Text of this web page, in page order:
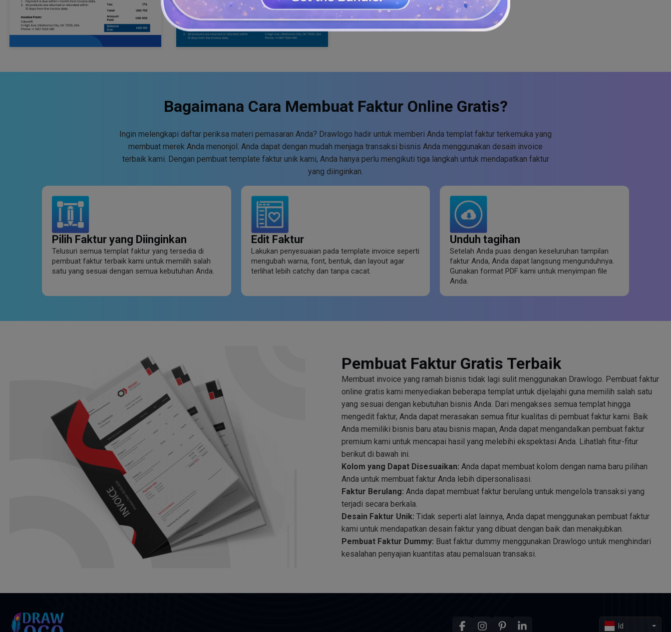
Bagaimana Cara Membuat Faktur Online Gratis?
Ingin melengkapi daftar periksa materi pemasaran Anda? Drawlogo hadir untuk memberi Anda templat faktur terkemuka yang
membuat merek Anda menonjol. Anda dapat dengan mudah menjaga transaksi bisnis Anda menggunakan desain invoice
terbaik kami. Dengan pembuat template faktur unik kami, Anda hanya perlu mengikuti tiga langkah untuk mendapatkan faktur
yang diinginkan.
Pilih Faktur yang Diinginkan
Telusuri semua templat faktur yang tersedia di
pembuat faktur terbaik kami untuk memilih salah
satu yang sesuai dengan semua kebutuhan Anda.
Edit Faktur
Lakukan penyesuaian pada template invoice seperti
mengubah warna, font, bentuk, dan layout agar
terlihat lebih catchy dan tanpa cacat.
Unduh tagihan
Setelah Anda puas dengan keseluruhan tampilan
faktur Anda, Anda dapat langsung mengunduhnya.
Gunakan format PDF kami untuk menyimpan file
Anda.
Pembuat Faktur Gratis Terbaik
Membuat invoice yang ramah bisnis tidak lagi sulit menggunakan Drawlogo. Pembuat faktur
online gratis kami menyediakan beberapa templat untuk dijelajahi guna memilih salah satu
yang sesuai dengan kebutuhan bisnis Anda. Dari mengakses semua templat hingga
mengedit faktur, Anda dapat merasakan semua fitur kualitas di pembuat faktur kami. Baik
Anda memiliki bisnis baru atau bisnis mapan, Anda dapat mengandalkan pembuat faktur
premium kami untuk mencapai hasil yang melebihi ekspektasi Anda. Lihatlah fitur-fitur
berikut di bawah ini.
Kolom yang Dapat Disesuaikan: Anda dapat membuat kolom dengan nama baru pilihan
Anda untuk membuat faktur Anda lebih dipersonalisasi.
Faktur Berulang: Anda dapat membuat faktur berulang untuk mengelola transaksi yang
terjadi secara berkala.
Desain Faktur Unik: Tidak seperti alat lainnya, Anda dapat menggunakan pembuat faktur
kami untuk mendapatkan desain faktur yang dibuat dengan baik dan menakjubkan.
Pembuat Faktur Dummy: Buat faktur dummy menggunakan Drawlogo untuk menghindari
kesalahan penyajian kuantitas atau pemalsuan transaksi.
Id